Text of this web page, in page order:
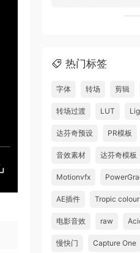
热门标签
字体 转场 剪辑
转场过渡 LUT
达芬奇预设 PR模板
音效素材 达芬奇模板
Motionvfx
AE插件 Tropic colour
电影音效 raw
慢快门 Capture One